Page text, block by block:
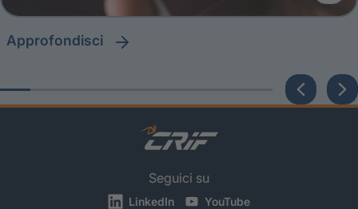
approfondisci
Seguici su
LinkedIn YouTube